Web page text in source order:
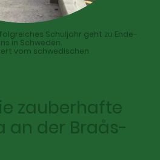
Schuljahr geht zu Ende-
in Schweden.
vom schwedischen
zauberhafte
an der Braås-